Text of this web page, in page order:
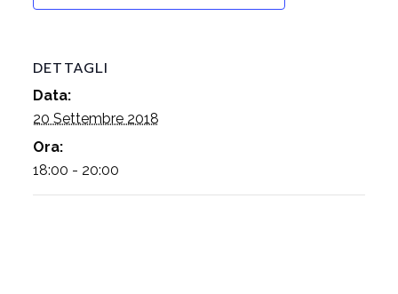
DETTAGLI
Data:
20 Settembre 2018
Ora:
18:00 - 20:00